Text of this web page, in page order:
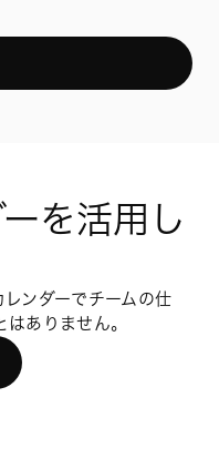
を活用し
ンダーでチームの仕
ありません。